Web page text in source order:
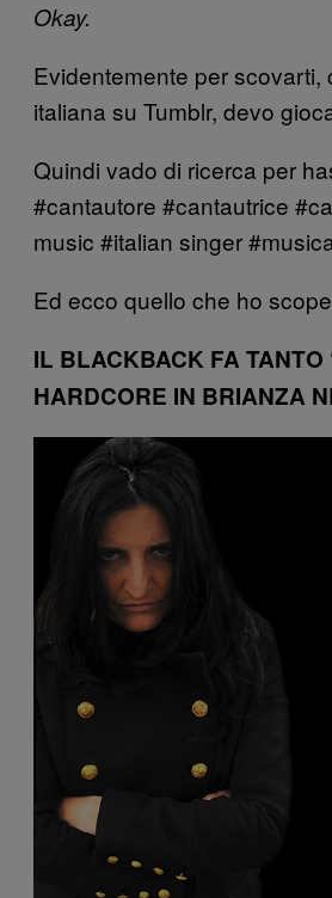
Okay.
Evidentemente per scovarti,
italiana su Tumblr, devo
Quindi vado di ricerca per
#cantautore #cantautrice
music #italian singer
Ed ecco quello che ho
IL BLACKBACK FA TANTO
HARDCORE IN BRIANZA